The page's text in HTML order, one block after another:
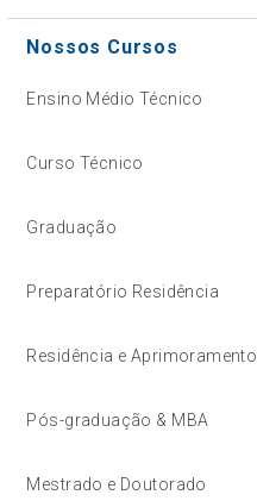
Nossos Cursos
Ensino Médio Técnico
Curso Técnico
Graduação
Preparatório Residência
Residência e Aprimoramento
Pós-graduação & MBA
Mestrado e Doutorado